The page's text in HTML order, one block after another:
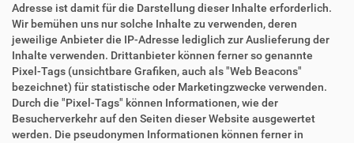
Adresse ist damit für die Darstellung dieser Inhalte erforderlich.
Wir bemühen uns nur solche Inhalte zu verwenden, deren
jeweilige Anbieter die IP-Adresse lediglich zur Auslieferung der
Inhalte verwenden. Drittanbieter können ferner so genannte
Pixel-Tags (unsichtbare Grafiken, auch als "Web Beacons"
bezeichnet) für statistische oder Marketingzwecke verwenden.
Durch die "Pixel-Tags" können Informationen, wie der
Besucherverkehr auf den Seiten dieser Website ausgewertet
werden. Die pseudonymen Informationen können ferner in